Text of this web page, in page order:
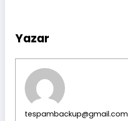
Yazar
tespambackup@gmail.com